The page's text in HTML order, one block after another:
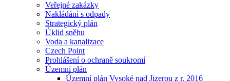
Veřejné zakázky
Nakládání s odpady
Strategický plán
Úklid sněhu
Voda a kanalizace
Czech Point
Prohlášení o ochraně soukromí
Územní plán
Územní plán Vysoké nad Jizerou z r. 2016